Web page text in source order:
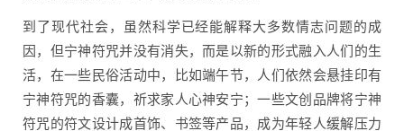
到了现代社会，虽然科学已经能解释大多数情志问题的成
因，但宁神符咒并没有消失，而是以新的形式融入人们的生
活，在一些民俗活动中，比如端午节，人们依然会悬挂印有
宁神符咒的香囊，祈求家人心神安宁；一些文创品牌将宁神
符咒的符文设计成首饰、书签等产品，成为年轻人缓解压力